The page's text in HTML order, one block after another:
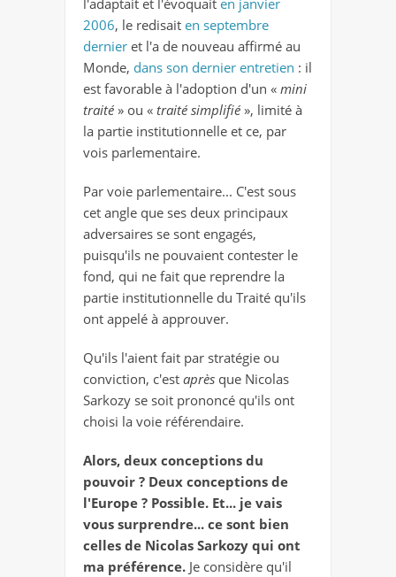
2006, le redisait en septembre
dernier et l'a de nouveau affirmé au
Monde, dans son dernier entretien : il
est favorable à l'adoption d'un « mini
traité » ou « traité simplifié », limité à
la partie institutionnelle et ce, par
vois parlementaire.
Par voie parlementaire... C'est sous
cet angle que ses deux principaux
adversaires se sont engagés,
puisqu'ils ne pouvaient contester le
fond, qui ne fait que reprendre la
partie institutionnelle du Traité qu'ils
ont appelé à approuver.
Qu'ils l'aient fait par stratégie ou
conviction, c'est après que Nicolas
Sarkozy se soit prononcé qu'ils ont
choisi la voie référendaire.
Alors, deux conceptions du
pouvoir ? Deux conceptions de
l'Europe ? Possible. Et... je vais
vous surprendre... ce sont bien
celles de Nicolas Sarkozy qui ont
ma préférence. Je considère qu'il